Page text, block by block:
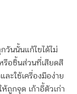
วันนั้นแก้ไขได้ไม่
รือชิ้นส่วนที่เสียดสี
ละใช้เครื่องมือง่าย
ถูกจุด เก้าอี้ตัวเก่า